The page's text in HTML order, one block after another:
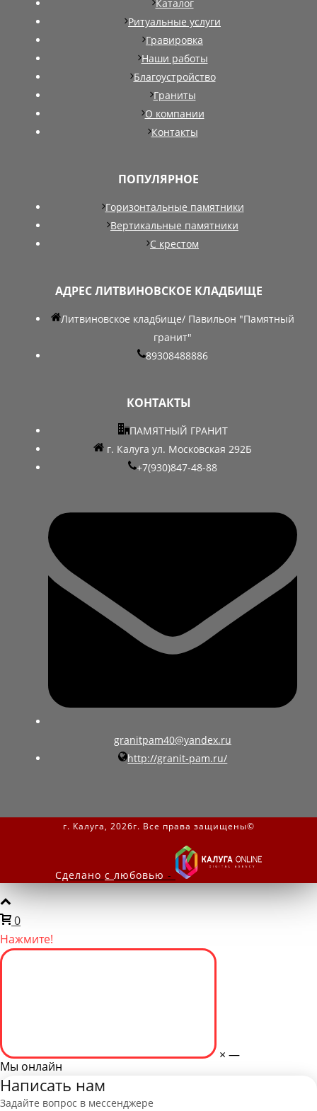
Каталог
Ритуальные услуги
Гравировка
Наши работы
Благоустройство
Граниты
О компании
Контакты
ПОПУЛЯРНОЕ
Горизонтальные памятники
Вертикальные памятники
С крестом
АДРЕС ЛИТВИНОВСКОЕ КЛАДБИЩЕ
Литвиновское кладбище/ Павильон "Памятный
гранит"
89308488886
КОНТАКТЫ
ПАМЯТНЫЙ ГРАНИТ
г. Калуга ул. Московская 292Б
+7(930)847-48-88
granitpam40@yandex.ru
http://granit-pam.ru/
г. Калуга, 2026г. Все права защищены©
Сделано с любовью -
0
Нажмите!
× —
Мы онлайн
Написать нам
Задайте вопрос в мессенджере